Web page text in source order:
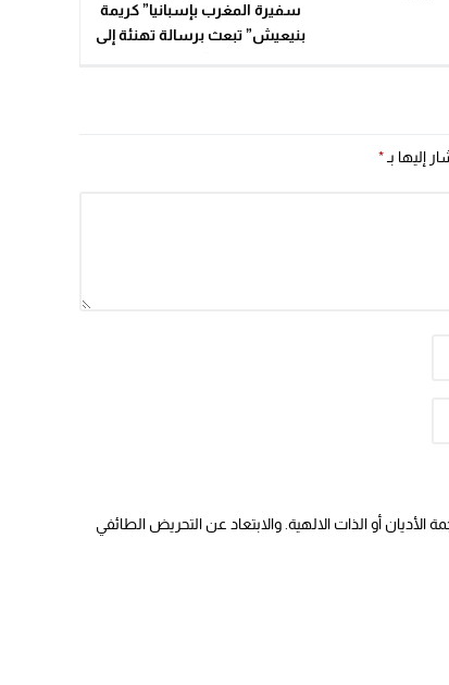
سفيرة المغرب بإسبانيا” كريمة
بنيعيش” تبعث برسالة تهنئة إلى
إليها بـ *
أو الذات الالهية. والابتعاد عن التحريض الطائفي